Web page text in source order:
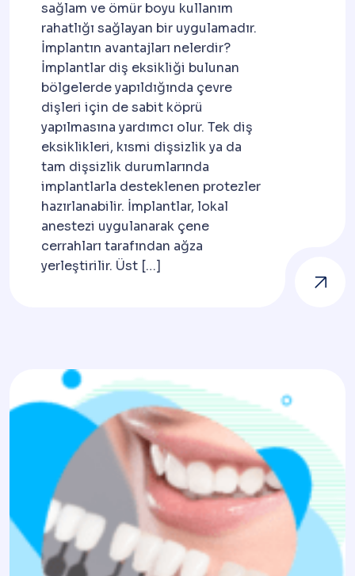
sağlam ve ömür boyu kullanım
rahatlığı sağlayan bir uygulamadır.
İmplantın avantajları nelerdir?
İmplantlar diş eksikliği bulunan
bölgelerde yapıldığında çevre
dişleri için de sabit köprü
yapılmasına yardımcı olur. Tek diş
eksiklikleri, kısmi dişsizlik ya da
tam dişsizlik durumlarında
implantlarla desteklenen protezler
hazırlanabilir. İmplantlar, lokal
anestezi uygulanarak çene
cerrahları tarafından ağza
yerleştirilir. Üst […]